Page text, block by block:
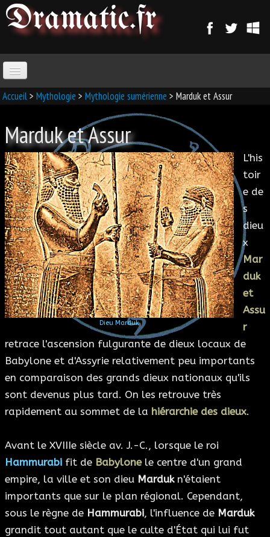
Dramatic.fr
ACCUEIL
PARANORMAL
MAGIE
SORCELLERIE
MAGIE D'AMOUR
MAGIE ARABE
ESOTÉRISME
BLOG
A PROPOS
Accueil> Mythologie > Mythologie sumérienne > Marduk et Assur
Marduk et Assur
Dieu Marduk
L'his
toir
e de
s
dieu
x
Mar
duk
et
Assu
r
retrace l'ascension fulgurante de dieux locaux de
Babylone et d'Assyrie relativement peu importants
en comparaison des grands dieux nationaux qu'ils
sont devenus plus tard. On les retrouve très
rapidement au sommet de la hiérarchie des dieux.
Avant le XVIIIe siècle av. J.-C., lorsque le roi
Hammurabi fit de Babylonele centre d'un grand
empire, la ville et son dieu Mardukn'étaient
importants que sur le plan régional. Cependant,
sous le règne de Hammurabi, l'influence de Marduk
grandit tout autant que le culte d'État qui lui fut